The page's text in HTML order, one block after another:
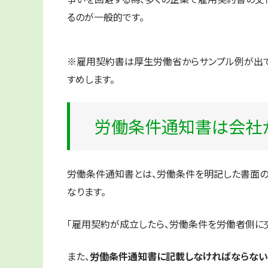
るのが一般的です。
※雇用契約書は厚生労働省からサンプル例が出
すめします。
労働条件通知書は会社
労働条件通知書とは、労働条件を明記した書面の
なります。
「雇用契約が成立したら、労働条件を労働者側
また、労働条件通知書に記載しなければならない